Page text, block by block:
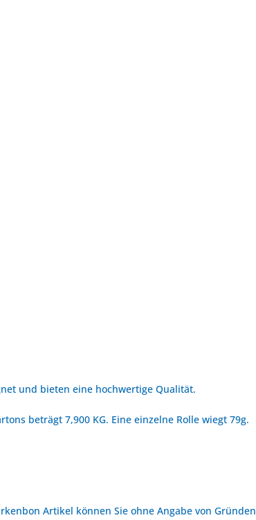
und bieten eine hochwertige Qualität.
beträgt 7,900 KG. Eine einzelne Rolle wiegt 79g.
Artikel können Sie ohne Angabe von Gründen